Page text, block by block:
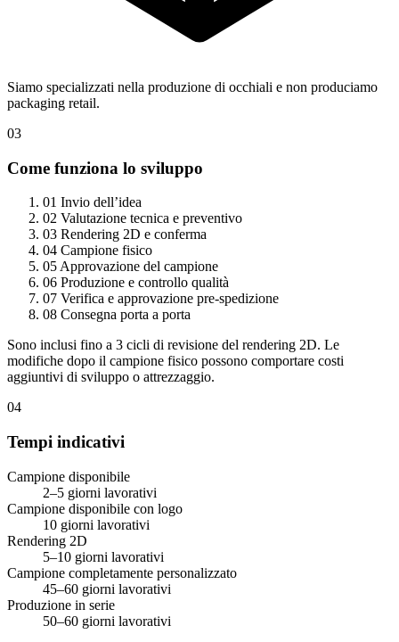
Siamo specializzati nella produzione di occhiali e non produciamo
packaging retail.
03
Come funziona lo sviluppo
01 Invio dell’idea
02 Valutazione tecnica e preventivo
03 Rendering 2D e conferma
04 Campione fisico
05 Approvazione del campione
06 Produzione e controllo qualità
07 Verifica e approvazione pre-spedizione
08 Consegna porta a porta
Sono inclusi fino a 3 cicli di revisione del rendering 2D. Le
modifiche dopo il campione fisico possono comportare costi
aggiuntivi di sviluppo o attrezzaggio.
04
Tempi indicativi
Campione disponibile
2–5 giorni lavorativi
Campione disponibile con logo
10 giorni lavorativi
Rendering 2D
5–10 giorni lavorativi
Campione completamente personalizzato
45–60 giorni lavorativi
Produzione in serie
50–60 giorni lavorativi